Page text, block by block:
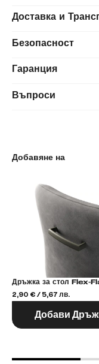
Доставка и
Безопасност
Гаранция
Въпроси
Добавяне на
Дръжка за стол
2,90 € / 5,67 лв.
Добави